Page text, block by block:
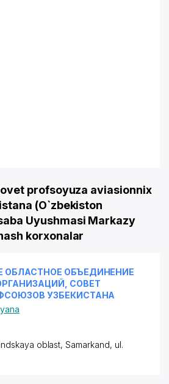
profsoyuza aviasionnix
(O`zbekiston
Uyushmasi Markazy
korxonalar
ОБЛАСТНОЕ ОБЪЕДИНЕНИЕ
СОВЕТ
УЗБЕКИСТАНА
yana
oblast, Samarkand, ul.